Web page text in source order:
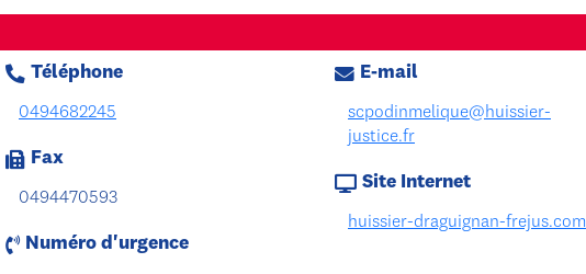
Téléphone
0494682245
Fax
0494470593
Numéro d'urgence
E-mail
scpodinmelique@huissier-
justice.fr
Site Internet
huissier-draguignan-frejus.com